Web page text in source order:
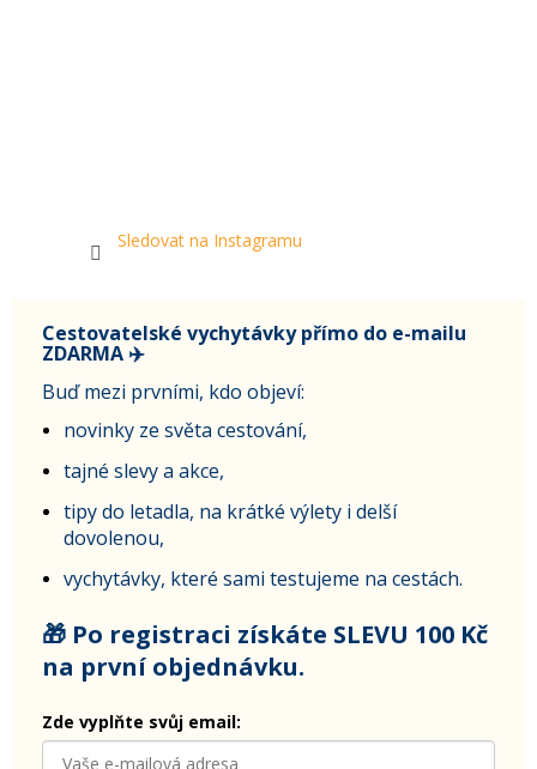
Sledovat na Instagramu
Cestovatelské vychytávky přímo do e-mailu
ZDARMA ✈️
Buď mezi prvními, kdo objeví:
novinky ze světa cestování,
tajné slevy a akce,
tipy do letadla, na krátké výlety i delší
dovolenou,
vychytávky, které sami testujeme na cestách.
🎁 Po registraci získáte SLEVU 100 Kč
na první objednávku.
Zde vyplňte svůj email: